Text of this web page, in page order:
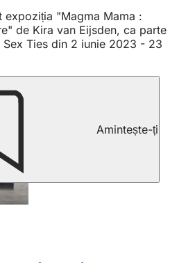
expoziția "Magma Mama :
de Kira van Eijsden, ca parte
Ties din 2 iunie 2023 - 23
Amintește-ți